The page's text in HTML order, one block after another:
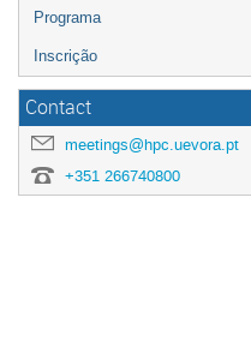
Programa
Inscrição
Contact
meetings@hpc.uevora.pt
+351 266740800